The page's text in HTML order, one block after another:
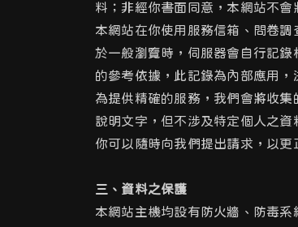
料；非經你書面同意，本網站不會
本網站在你使用服務信箱、問卷
於一般瀏覽時，伺服器會自行記
的參考依據，此記錄為內部應用，
為提供精確的服務，我們會將收
說明文字，但不涉及特定個人之資
你可以隨時向我們提出請求，以
三、資料之保護
本網站主機均設有防火牆、防毒